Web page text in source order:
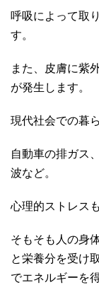
呼吸によって取
す。
また、皮膚に紫
が発生します。
現代社会での暮
自動車の排ガス
波など。
心理的ストレス
そもそも人の身
と栄養分を受け
でエネルギーを